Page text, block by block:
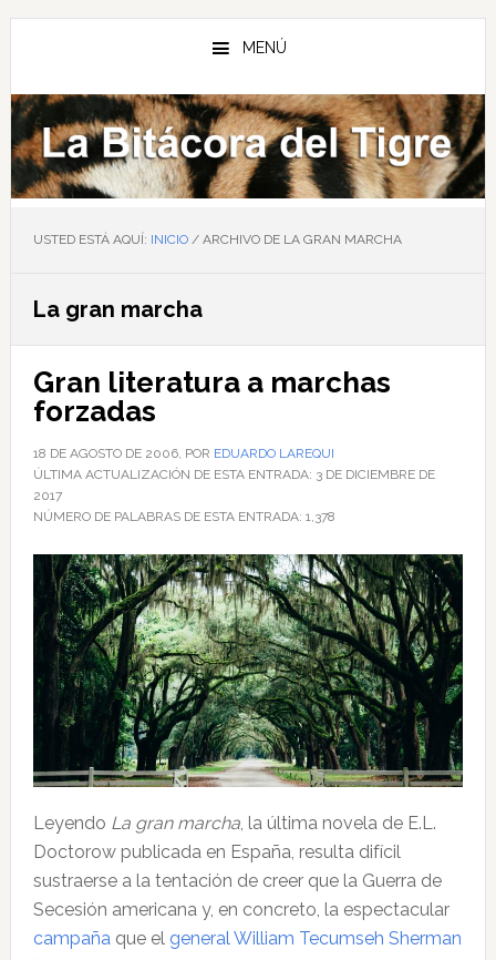
Saltar
principal
Saltar
barra
lateral
principal
Saltar
de
página
MENÚ
USTED ESTÁ AQUÍ: INICIO /ARCHIVO DE LA GRAN MARCHA
La gran marcha
Gran literatura a marchas
forzadas
18 DE AGOSTO DE 2006, POR EDUARDO LAREQUI
ÚLTIMA ACTUALIZACIÓN DE ESTA ENTRADA: 3 DE DICIEMBRE DE
2017
NÚMERO DE PALABRAS DE ESTA ENTRADA: 1,378
Leyendo La gran marcha, la última novela de E.L.
Doctorow publicada en España, resulta difícil
sustraerse a la tentación de creer que la Guerra de
Secesión americana y, en concreto, la espectacular
campaña que el general William Tecumseh Sherman